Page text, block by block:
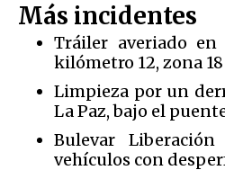
Más incidentes
Tráiler averiado en
kilómetro 12, zona
Limpieza por un
La Paz, bajo el
Bulevar
vehículos con